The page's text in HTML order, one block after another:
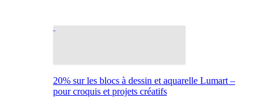
20% sur les blocs à dessin et aquarelle Lumart –
pour croquis et projets créatifs